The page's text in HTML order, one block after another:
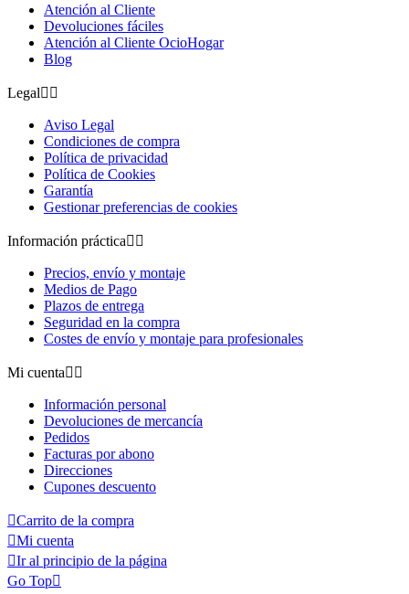
Atención al Cliente
Devoluciones fáciles
Atención al Cliente OcioHogar
Blog
Legal 
Aviso Legal
Condiciones de compra
Política de privacidad
Política de Cookies
Garantía
Gestionar preferencias de cookies
Información práctica 
Precios, envío y montaje
Medios de Pago
Plazos de entrega
Seguridad en la compra
Costes de envío y montaje para profesionales
Mi cuenta 
Información personal
Devoluciones de mercancía
Pedidos
Facturas por abono
Direcciones
Cupones descuento
Carrito de la compra
Mi cuenta
Ir al principio de la página
Go Top